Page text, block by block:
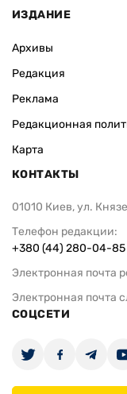
ИЗДАНИЕ
Архивы
Редакция
Реклама
Редакционная
Карта
КОНТАКТЫ
01010 Киев, ул.
Телефон редакции:
+380 (44) 280-04-85
Электронная почта
Электронная почта
СОЦСЕТИ